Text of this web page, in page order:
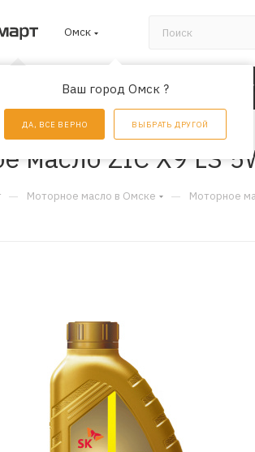
Омск
Ваш город Омск ?
ДА, ВСЕ ВЕРНО ВЫБРАТЬ ДРУГОЙ
АКЦИИ
масло ZIC X9 LS
— Моторное масло в Омске — Моторное